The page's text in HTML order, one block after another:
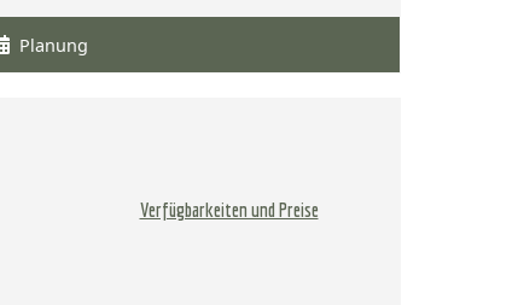
Planung
Verfügbarkeiten und Preise